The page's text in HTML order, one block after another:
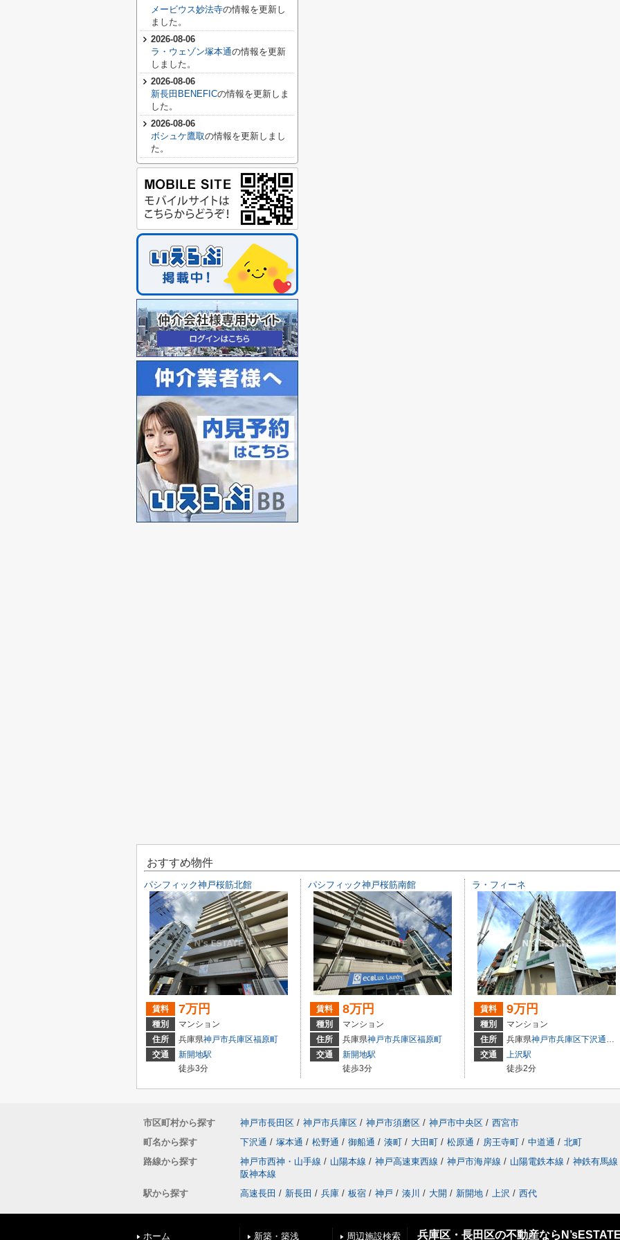
メービウス妙法寺の情報を更新し
ました。
2026-08-06
ラ・ウェゾン塚本通の情報を更新
しました。
2026-08-06
新長田BENEFICの情報を更新しま
した。
2026-08-06
ボシュケ鷹取の情報を更新しまし
た。
おすすめ物件
パシフィック神戸桜筋北館
賃料 7万円
種別
マンション
住所
兵庫県神戸市兵庫区福原町
交通
新開地駅
徒歩3分
パシフィック神戸桜筋南館
賃料 8万円
種別
マンション
住所
兵庫県神戸市兵庫区福原町
交通
新開地駅
徒歩3分
ラ・フィーネ
賃料 9万円
種別
マンション
住所
兵庫県神戸市兵庫区下沢通７
交通
上沢駅
徒歩2分
市区町村から探す 神戸市長田区 / 神戸市兵庫区 / 神戸市須磨区 / 神戸市中央区 / 西宮市
町名から探す
下沢通 / 塚本通 / 松野通 / 御船通 / 湊町 / 大田町 / 松原通 / 房王寺町 / 中道通 / 北町
路線から探す
神戸市西神・山手線 / 山陽本線 / 神戸高速東西線 / 神戸市海岸線 / 山陽電鉄本線 / 神鉄有馬線
阪神本線
駅から探す
高速長田 / 新長田 / 兵庫 / 板宿 / 神戸 / 湊川 / 大開 / 新開地 / 上沢 / 西代
ホーム 新築・築浅 周辺施設検索 兵庫区・長田区の不動産なら